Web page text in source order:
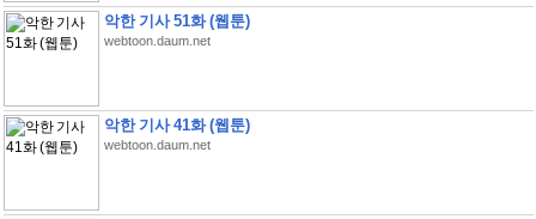
악한 기사 51화 (웹툰)
webtoon.daum.net
악한 기사 41화 (웹툰)
webtoon.daum.net